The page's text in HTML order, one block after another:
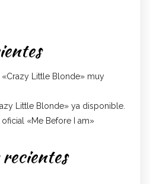
Little Blonde» muy
Little Blonde» ya disponible.
«Me Before I am»